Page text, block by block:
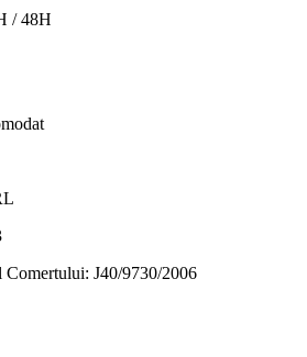
/ 48H
J40/9730/2006